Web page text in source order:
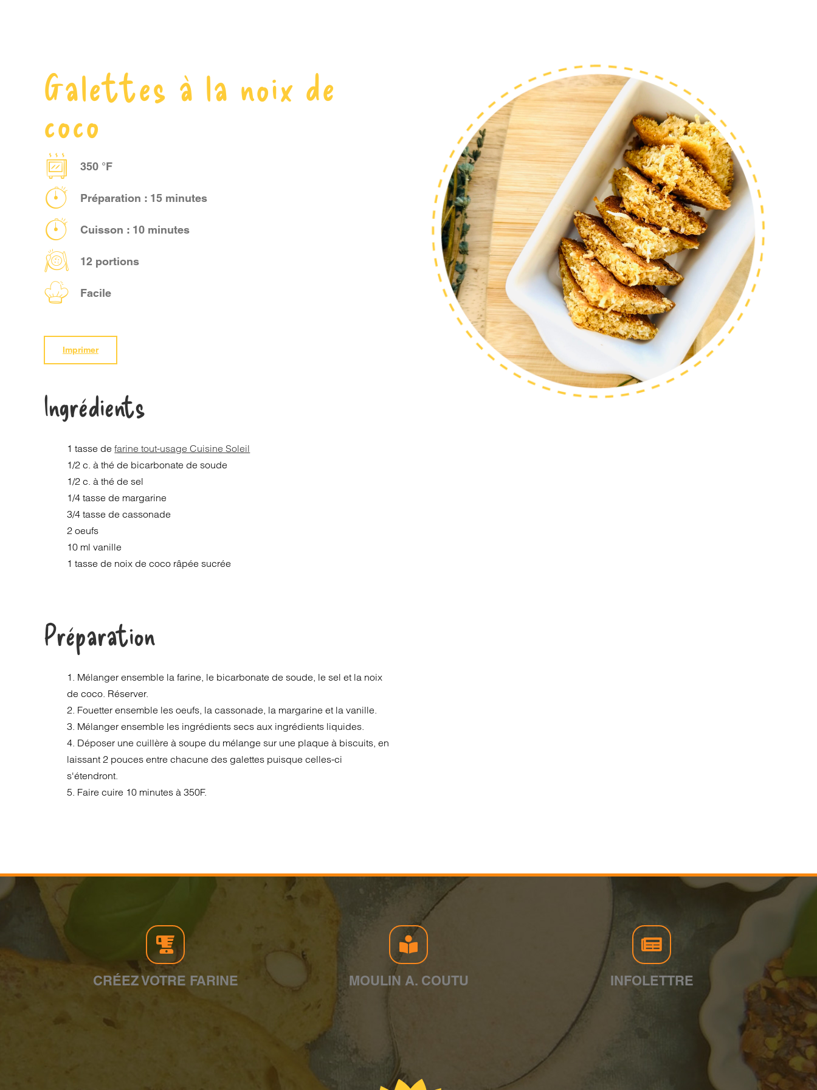
Galettes à la noix de
coco
350 °F
Préparation : 15 minutes
Cuisson : 10 minutes
12 portions
Facile
Imprimer
Ingrédients
1 tasse defarine tout-usage Cuisine Soleil
1/2 c. à thé de bicarbonate de soude
1/2 c. à thé de sel
1/4 tasse de margarine
3/4 tasse de cassonade
2 oeufs
10 ml vanille
1 tasse de noix de coco râpée sucrée
Préparation
1. Mélanger ensemble la farine, le bicarbonate de soude, le sel et la noix
de coco. Réserver.
2. Fouetter ensemble les oeufs, la cassonade, la margarine et la vanille.
3. Mélanger ensemble les ingrédients secs aux ingrédients liquides.
4. Déposer une cuillère à soupe du mélange sur une plaque à biscuits, en
laissant 2 pouces entre chacune des galettes puisque celles-ci
s'étendront.
5. Faire cuire 10 minutes à 350F.
CRÉEZ VOTRE FARINE MOULIN A. COUTU INFOLETTRE